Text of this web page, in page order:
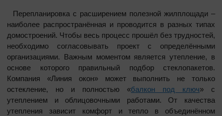
Перепланировка с расширением полезной жилплощади –
наиболее распространённая и проводится в разных типах
домостроений. Чтобы весь процесс прошёл без трудностей,
необходимо согласовывать проект с определёнными
организациями. Важным моментом является утепление, в
основе которого правильный подбор стеклопакетов.
Компания «Линия окон» может выполнить не только
остекление, но и полностью «балкон под ключ» с
утеплением и облицовочными работами. От качества
утепления зависит комфорт и тепло в объединённом